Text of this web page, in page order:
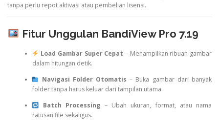
tanpa perlu repot aktivasi atau pembelian lisensi.
Fitur Unggulan BandiView Pro 7.19
Load Gambar Super Cepat – Menampilkan ribuan gambar
dalam hitungan detik.
Navigasi Folder Otomatis – Buka gambar dari banyak
folder tanpa harus keluar dari tampilan utama.
Batch Processing – Ubah ukuran, format, atau nama
ratusan file sekaligus.